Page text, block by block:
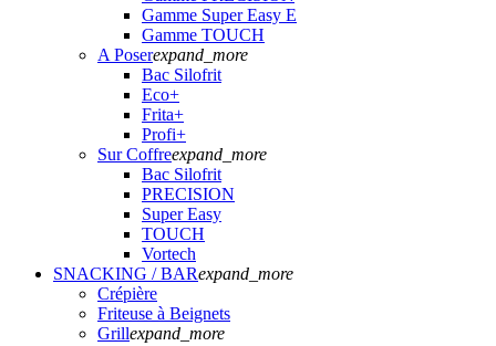
Gamme Super Easy E
Gamme TOUCH
A Poserexpand_more
Bac Silofrit
Eco+
Frita+
Profi+
Sur Coffreexpand_more
Bac Silofrit
PRECISION
Super Easy
TOUCH
Vortech
SNACKING / BARexpand_more
Crépière
Friteuse à Beignets
Grillexpand_more